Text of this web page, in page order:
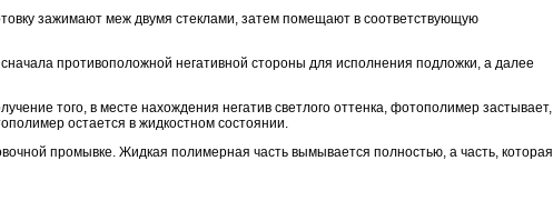
зажимают меж двумя стеклами, затем помещают в соответствующую
противоположной негативной стороны для исполнения подложки, а далее
того, в месте нахождения негатив светлого оттенка, фотополимер застывает,
остается в жидкостном состоянии.
промывке. Жидкая полимерная часть вымывается полностью, а часть, которая